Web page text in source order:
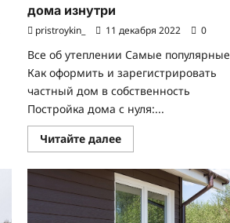
дома изнутри
pristroykin_ 11 декабря 2022 0
Все об утеплении Самые популярные
Как оформить и зарегистрировать
частный дом в собственность
Постройка дома с нуля:...
Читайте далееПрочитать
больше
Утепление
стен
деревянного
дома
изнутри